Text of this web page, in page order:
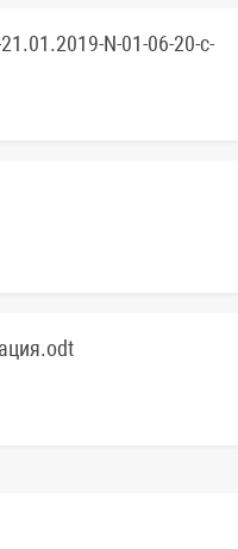
N-01-06-20-с-